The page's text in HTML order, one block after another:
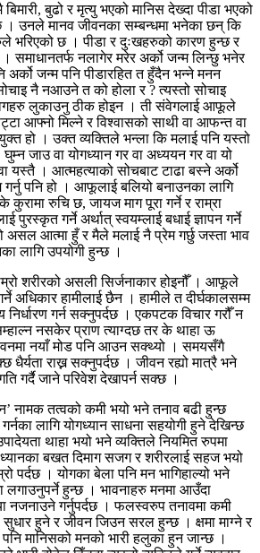
बिमारी, बुढो र मृत्यु भएको मानिस देख्दा पीडा भएको
उनले मानव जीवनका सम्बन्धमा भनेका छन् कि
भरिएको छ । पीडा र दुःखहरुको कारण हुन्छ र
समाधानतर्फ नलागेर मरेर अर्को जन्म लिन्छु भनेर
अर्को जन्म पनि पीडारहित त हुँदैन भन्ने मनन
नै नआउने त को होला र ? त्यस्तो सोचाइ
लुकाउनु ठीक होइन । ती संवेगलाई आफूले
आफ्नो मिल्ने र विश्वासको साथी वा आफन्त वा
हो । उक्त व्यक्तिले भन्ला कि मलाई पनि यस्तो
जाउ वा योगध्यान गर वा अध्ययन गर वा यो
यस्तै । आत्महत्याको सोचबाट टाढा बस्ने अर्को
पनि हो । आफूलाई बलियो बनाउनका लागि
रुचि छ, जायज माग पूरा गर्ने र राम्रा
गर्ने अर्थात् स्वयम्लाई बधाई ज्ञापन गर्ने
असल आत्मा हुँ र मैले मलाई नै प्रेम गर्छु जस्ता भाव
लागि उपयोगी हुन्छ ।
शरीरको असली सिर्जनाकार होइनौँ । आफूले
अधिकार हामीलाई छैन । हामीले त दीर्घकालसम्म
निर्धारण गर्न सक्नुपर्दछ । एकपटक विचार गरौँ न
नसकेर प्राण त्याग्दछ तर के थाहा ऊ
नयाँ मोड पनि आउन सक्थ्यो । समयसँगै
धैर्यता राख्न सक्नुपर्दछ । जीवन रह्यो मात्रै भने
गर्दै जाने परिवेश देखापर्न सक्छ ।
नामक तत्वको कमी भयो भने तनाव बढी हुन्छ
लागि योगध्यान साधना सहयोगी हुने देखिन्छ
थाहा भयो भने व्यक्तिले नियमित रुपमा
ध्यानका बखत दिमाग सजग र शरीरलाई सहज भयो
पर्दछ । योगका बेला पनि मन भागिहाल्यो भने
लगाउनुपर्ने हुन्छ । भावनाहरु मनमा आउँदा
नजनाउने गर्नुपर्दछ । फलस्वरुप तनावमा कमी
हुने र जीवन जिउन सरल हुन्छ । क्षमा माग्ने र
मानिसको मनको भारी हलुका हुन जान्छ ।